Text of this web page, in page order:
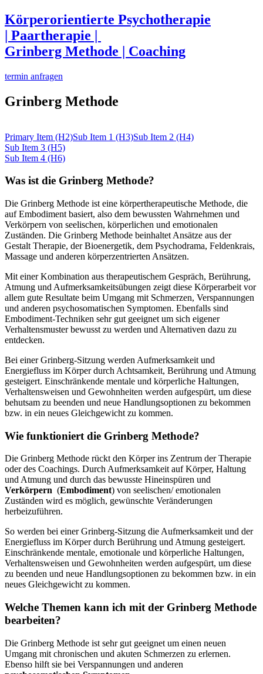
Körperorientierte Psychotherapie
| Paartherapie |
Grinberg Methode | Coaching
termin anfragen
Grinberg Methode
Primary Item (H2)Sub Item 1 (H3)Sub Item 2 (H4)
Sub Item 3 (H5)
Sub Item 4 (H6)
Was ist die Grinberg Methode?
Die Grinberg Methode ist eine körpertherapeutische Methode, die
auf Embodiment basiert, also dem bewussten Wahrnehmen und
Verkörpern von seelischen, körperlichen und emotionalen
Zuständen. Die Grinberg Methode beinhaltet Ansätze aus der
Gestalt Therapie, der Bioenergetik, dem Psychodrama, Feldenkrais,
Massage und anderen körperzentrierten Ansätzen.
Mit einer Kombination aus therapeutischem Gespräch, Berührung,
Atmung und Aufmerksamkeitsübungen zeigt diese Körperarbeit vor
allem gute Resultate beim Umgang mit Schmerzen, Verspannungen
und anderen psychosomatischen Symptomen. Ebenfalls sind
Embodiment-Techniken sehr gut geeignet um sich eigener
Verhaltensmuster bewusst zu werden und Alternativen dazu zu
entdecken.
Bei einer Grinberg-Sitzung werden Aufmerksamkeit und
Energiefluss im Körper durch Achtsamkeit, Berührung und Atmung
gesteigert. Einschränkende mentale und körperliche Haltungen,
Verhaltensweisen und Gewohnheiten werden aufgespürt, um diese
behutsam zu beenden und neue Handlungsoptionen zu bekommen
bzw. in ein neues Gleichgewicht zu kommen.
Wie funktioniert die Grinberg Methode?
Die Grinberg Methode rückt den Körper ins Zentrum der Therapie
oder des Coachings. Durch Aufmerksamkeit auf Körper, Haltung
und Atmung und durch das bewusste Hineinspüren und
Verkörpern (Embodiment) von seelischen/ emotionalen
Zuständen wird es möglich, gewünschte Veränderungen
herbeizuführen.
So werden bei einer Grinberg-Sitzung die Aufmerksamkeit und der
Energiefluss im Körper durch Berührung und Atmung gesteigert.
Einschränkende mentale, emotionale und körperliche Haltungen,
Verhaltensweisen und Gewohnheiten werden aufgespürt, um diese
zu beenden und neue Handlungsoptionen zu bekommen bzw. in ein
neues Gleichgewicht zu kommen.
Welche Themen kann ich mit der Grinberg Methode
bearbeiten?
Die Grinberg Methode ist sehr gut geeignet um einen neuen
Umgang mit chronischen und akuten Schmerzen zu erlernen.
Ebenso hilft sie bei Verspannungen und anderen